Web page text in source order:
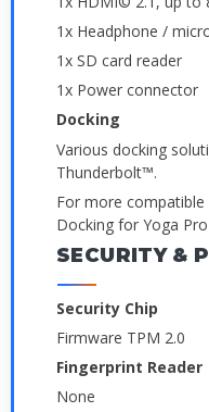
1x Headphone /
1x SD card reader
1x Power connector
Docking
Various docking
Thunderbolt™.
For more
Docking for Yoga
SECURITY &
Security Chip
Firmware TPM 2.0
Fingerprint Reader
None